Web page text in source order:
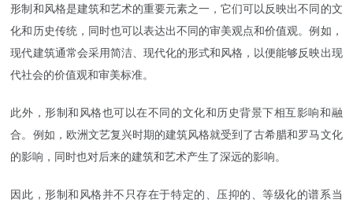
形制和风格是建筑和艺术的重要元素之一，它们可以反映出不同的文
化和历史传统，同时也可以表达出不同的审美观点和价值观。例如，
现代建筑通常会采用简洁、现代化的形式和风格，以便能够反映出现
代社会的价值观和审美标准。
此外，形制和风格也可以在不同的文化和历史背景下相互影响和融
合。例如，欧洲文艺复兴时期的建筑风格就受到了古希腊和罗马文化
的影响，同时也对后来的建筑和艺术产生了深远的影响。
因此，形制和风格并不只存在于特定的、压抑的、等级化的谱系当